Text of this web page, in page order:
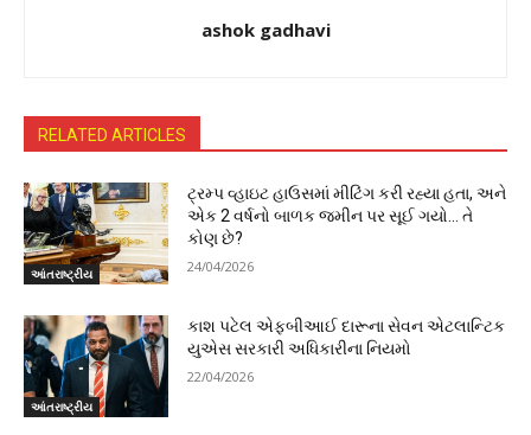
ashok gadhavi
RELATED ARTICLES
આંતરાષ્ટ્રીય
ટ્રમ્પ વ્હાઇટ હાઉસમાં મીટિંગ કરી રહ્યા હતા, અને
એક 2 વર્ષનો બાળક જમીન પર સૂઈ ગયો… તે
કોણ છે?
24/04/2026
આંતરાષ્ટ્રીય
કાશ પટેલ એફબીઆઈ દારૂના સેવન એટલાન્ટિક
યુએસ સરકારી અધિકારીના નિયમો
22/04/2026